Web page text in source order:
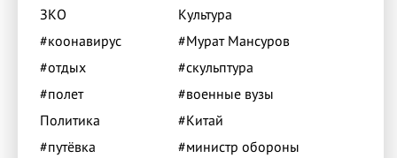
ЗКО
#коонавирус
#отдых
#полет
Политика
#путёвка
Культура
#Мурат Мансуров
#скульптура
#военные вузы
#Китай
#министр обороны